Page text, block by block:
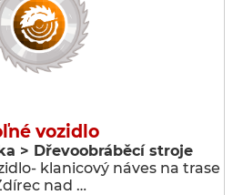
vozidlo
> Dřevoobráběcí stroje
klanicový náves na trase
nad …